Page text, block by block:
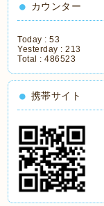
カウンター
Today :53
Yesterday :213
Total :486523
携帯サイト